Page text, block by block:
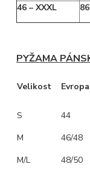
46 – XXXL
PYŽAMA
Velikost Evropa
S
44
M
46/48
M/L
48/50